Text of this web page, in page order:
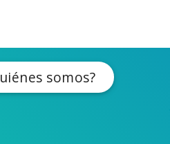
¿Quiénes somos?